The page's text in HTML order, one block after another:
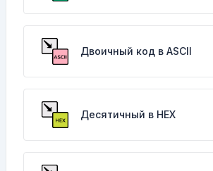
Двоичный код в ASCII
Десятичный в HEX